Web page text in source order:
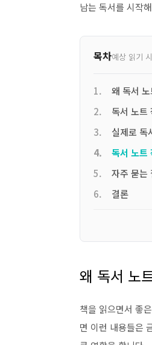
남는 독서를 시작
목차예상 읽기
왜 독서
독서 노트
실제로 독
독서 노트
자주 묻는
결론
왜 독서 노
책을 읽으면서 좋
면 이런 내용들은